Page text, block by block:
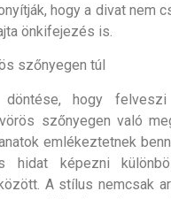
hogy a divat nem
önkifejezés is.
szőnyegen túl
döntése, hogy
szőnyegen való
emlékeztetnek
hidat képezni
A stílus nemcsak